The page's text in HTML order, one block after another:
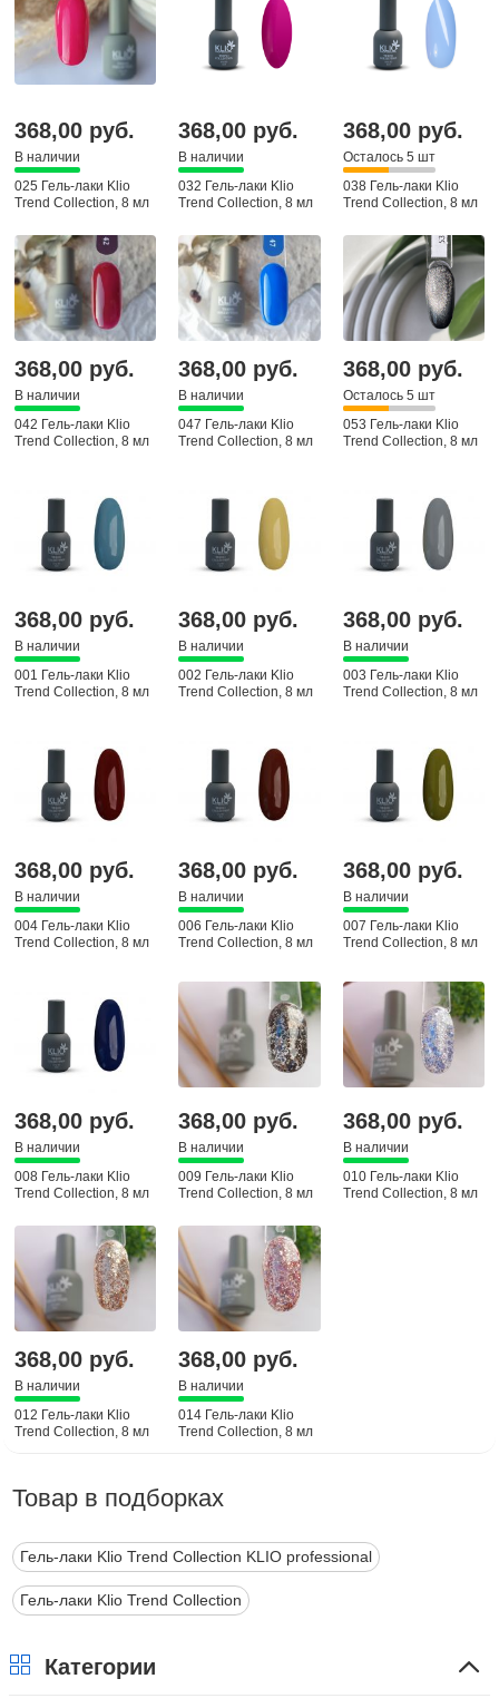
368,00 руб.
В наличии
025 Гель-лаки Klio
Trend Collection, 8 мл
368,00 руб.
В наличии
032 Гель-лаки Klio
Trend Collection, 8 мл
368,00 руб.
Осталось 5 шт
038 Гель-лаки Klio
Trend Collection, 8 мл
368,00 руб.
В наличии
042 Гель-лаки Klio
Trend Collection, 8 мл
368,00 руб.
В наличии
047 Гель-лаки Klio
Trend Collection, 8 мл
368,00 руб.
Осталось 5 шт
053 Гель-лаки Klio
Trend Collection, 8 мл
368,00 руб.
В наличии
001 Гель-лаки Klio
Trend Collection, 8 мл
368,00 руб.
В наличии
002 Гель-лаки Klio
Trend Collection, 8 мл
368,00 руб.
В наличии
003 Гель-лаки Klio
Trend Collection, 8 мл
368,00 руб.
В наличии
004 Гель-лаки Klio
Trend Collection, 8 мл
368,00 руб.
В наличии
006 Гель-лаки Klio
Trend Collection, 8 мл
368,00 руб.
В наличии
007 Гель-лаки Klio
Trend Collection, 8 мл
368,00 руб.
В наличии
008 Гель-лаки Klio
Trend Collection, 8 мл
368,00 руб.
В наличии
009 Гель-лаки Klio
Trend Collection, 8 мл
368,00 руб.
В наличии
010 Гель-лаки Klio
Trend Collection, 8 мл
368,00 руб.
В наличии
012 Гель-лаки Klio
Trend Collection, 8 мл
368,00 руб.
В наличии
014 Гель-лаки Klio
Trend Collection, 8 мл
Товар в подборках
Гель-лаки Klio Trend Collection KLIO professional
Гель-лаки Klio Trend Collection
Категории